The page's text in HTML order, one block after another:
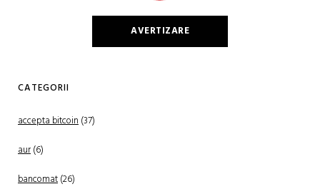
AVERTIZARE
CATEGORII
accepta bitcoin(37)
aur(6)
bancomat(26)